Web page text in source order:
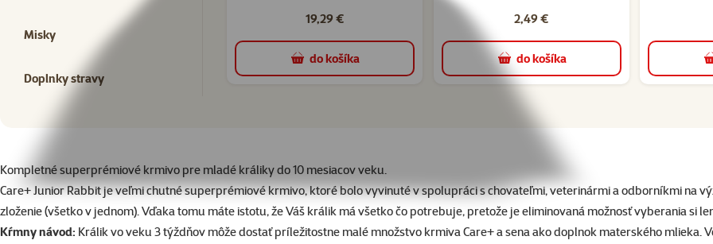
Misky
Doplnky stravy
19,29 €
do košíka
2,49 €
do košíka
superzoo.product.detail.content
Kompletné superprémiové krmivo pre mladé králiky do 10 mesiacov veku.
Care+ Junior Rabbit je veľmi chutné superprémiové krmivo, ktoré bolo vyvinuté v spolupráci s chovateľmi, veterinármi a odborníkmi na
zloženie (všetko v jednom). Vďaka tomu máte istotu, že Váš králik má všetko čo potrebuje, pretože je eliminovaná možnosť vyberania si
Kŕmny návod: Králik vo veku 3 týždňov môže dostať príležitostne malé množstvo krmiva Care+ a sena ako doplnok materského